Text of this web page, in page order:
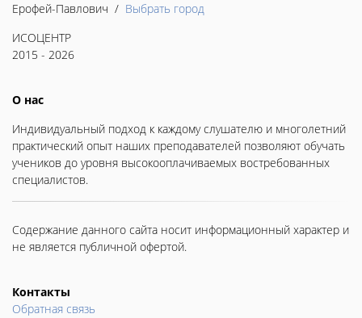
Ерофей-Павлович / Выбрать город
ИСОЦЕНТР
2015 - 2026
О нас
Индивидуальный подход к каждому слушателю и многолетний
практический опыт наших преподавателей позволяют обучать
учеников до уровня высокооплачиваемых востребованных
специалистов.
Содержание данного сайта носит информационный характер и
не является публичной офертой.
Контакты
Обратная связь